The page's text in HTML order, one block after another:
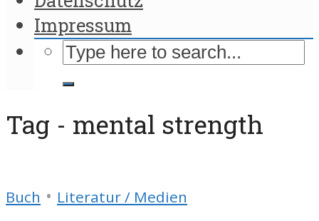
Impressum
Tag - mental strength
Buch • Literatur / Medien